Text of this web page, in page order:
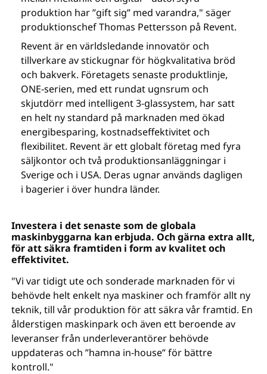
produktion har ”gift sig” med varandra," säger
produktionschef Thomas Pettersson på Revent.
Revent är en världsledande innovatör och
tillverkare av stickugnar för högkvalitativa bröd
och bakverk. Företagets senaste produktlinje,
ONE-serien, med ett rundat ugnsrum och
skjutdörr med intelligent 3-glassystem, har satt
en helt ny standard på marknaden med ökad
energibesparing, kostnadseffektivitet och
flexibilitet. Revent är ett globalt företag med fyra
säljkontor och två produktionsanläggningar i
Sverige och i USA. Deras ugnar används dagligen
i bagerier i över hundra länder.
Investera i det senaste som de globala
maskinbyggarna kan erbjuda. Och gärna extra allt,
för att säkra framtiden i form av kvalitet och
effektivitet.
"Vi var tidigt ute och sonderade marknaden för vi
behövde helt enkelt nya maskiner och framför allt ny
teknik, till vår produktion för att säkra vår framtid. En
ålderstigen maskinpark och även ett beroende av
leveranser från underleverantörer behövde
uppdateras och ”hamna in-house” för bättre
kontroll."